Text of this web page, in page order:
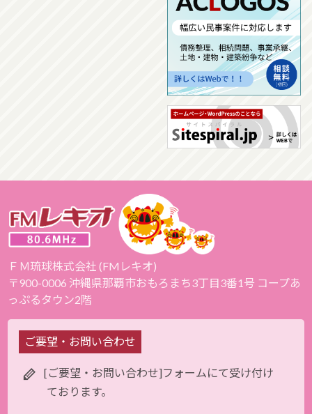
ＦＭ琉球株式会社 (FMレキオ)
〒900-0006 沖縄県那覇市おもろまち3丁目3番1号 コープあ
っぷるタウン2階
ご要望・お問い合わせ
[ご要望・お問い合わせ]フォームにて受け付け
ております。